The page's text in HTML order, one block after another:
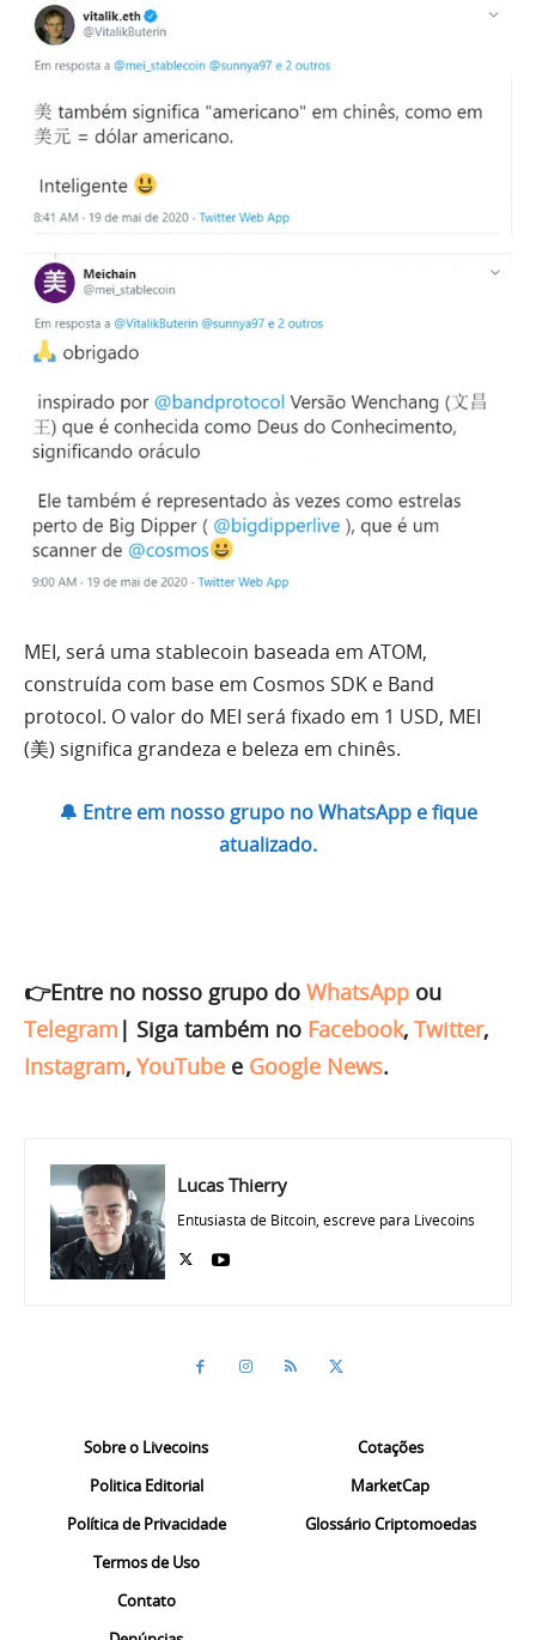
MEI, será uma stablecoin baseada em ATOM,
construída com base em Cosmos SDK e Band
protocol. O valor do MEI será fixado em 1 USD, MEI
(美) significa grandeza e beleza em chinês.
🔔 Entre em nosso grupo no WhatsApp e fique
atualizado.
👉Entre no nosso grupo do WhatsApp ou
Telegram | Siga também no Facebook, Twitter,
Instagram, YouTube e Google News.
Lucas Thierry
Entusiasta de Bitcoin, escreve para Livecoins
Sobre o Livecoins
Politica Editorial
Política de Privacidade
Termos de Uso
Contato
Cotações
MarketCap
Glossário Criptomoedas